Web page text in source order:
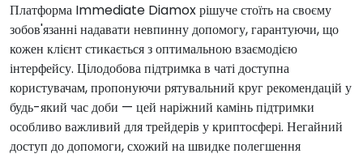
Платформа Immediate Diamox рішуче стоїть на своєму
зобов'язанні надавати невпинну допомогу, гарантуючи, що
кожен клієнт стикається з оптимальною взаємодією
інтерфейсу. Цілодобова підтримка в чаті доступна
користувачам, пропонуючи рятувальний круг рекомендацій у
будь-який час доби — цей наріжний камінь підтримки
особливо важливий для трейдерів у криптосфері. Негайний
доступ до допомоги, схожий на швидке полегшення